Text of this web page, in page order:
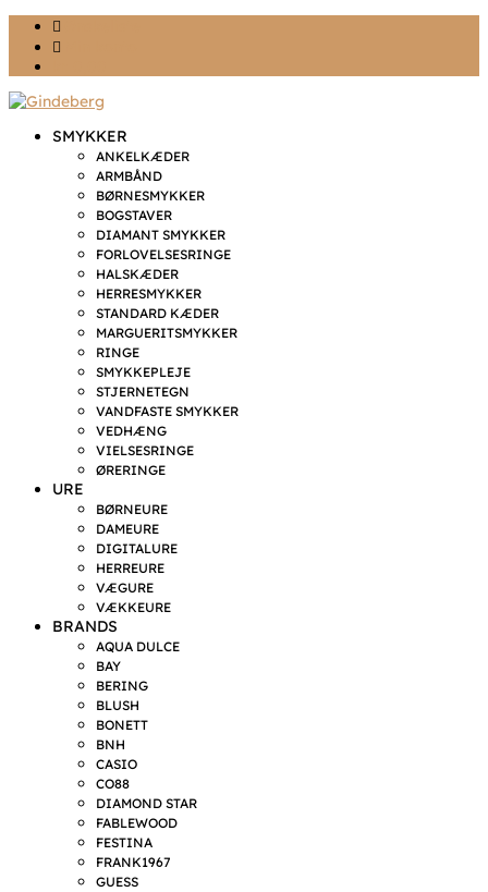
SMYKKER
ANKELKÆDER
ARMBÅND
BØRNESMYKKER
BOGSTAVER
DIAMANT SMYKKER
FORLOVELSESRINGE
HALSKÆDER
HERRESMYKKER
STANDARD KÆDER
MARGUERITSMYKKER
RINGE
SMYKKEPLEJE
STJERNETEGN
VANDFASTE SMYKKER
VEDHÆNG
VIELSESRINGE
ØRERINGE
URE
BØRNEURE
DAMEURE
DIGITALURE
HERREURE
VÆGURE
VÆKKEURE
BRANDS
AQUA DULCE
BAY
BERING
BLUSH
BONETT
BNH
CASIO
CO88
DIAMOND STAR
FABLEWOOD
FESTINA
FRANK1967
GUESS